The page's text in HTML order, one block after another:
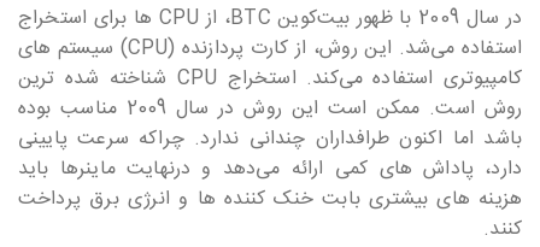
در سال 2009 با ظهور بیت‎‎‎‎‎‎کوین BTC، از CPU ها برای استخراج
استفاده می‎‎‎‎‎‎‎شد. این روش، از کارت پردازنده (CPU) سیستم های
کامپیوتری استفاده می‎‎‎‎‎‎‎کند. استخراج CPU شناخته شده ترین
روش است. ممکن است این روش در سال 2009 مناسب بوده
باشد اما اکنون طرافداران چندانی ندارد. چراکه سرعت پایینی
دارد، پاداش های کمی ارائه می‎‎‎‎‎‎‎دهد و درنهایت ماینرها باید
هزینه های بیشتری بابت خنک کننده ها و انرژی برق پرداخت
کنند.